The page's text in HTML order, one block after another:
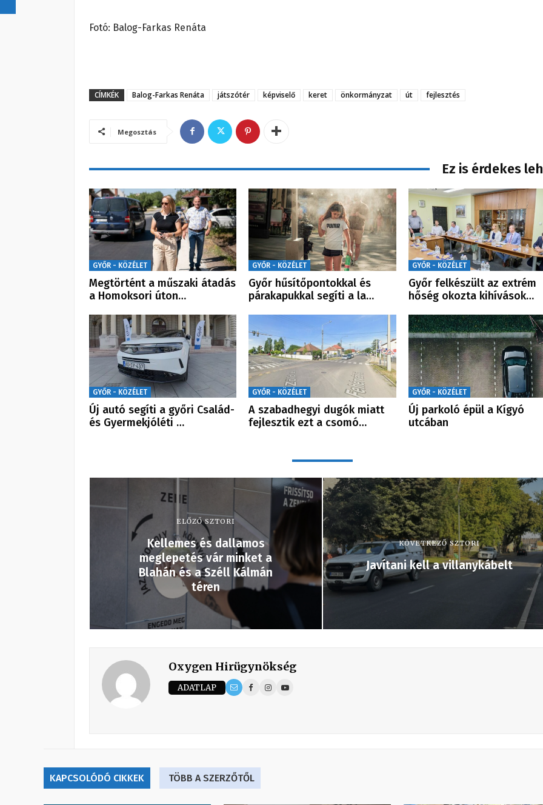
Fotó: Balog-Farkas Renáta
CÍMKÉK Balog-Farkas Renáta játszótér képviselő keret önkormányzat út fejlesztés
Megosztás
Ez is érdekes
GYŐR - KÖZÉLET
Megtörtént a műszaki átadás
a Homoksori úton…
GYŐR - KÖZÉLET
Győr hűsítőpontokkal és
párakapukkal segíti a la…
GYŐR - KÖZÉLET
Győr felkészült az extrém
hőség okozta kihívások…
GYŐR - KÖZÉLET
Új autó segíti a győri Család-
és Gyermekjóléti …
GYŐR - KÖZÉLET
A szabadhegyi dugók miatt
fejlesztik ezt a csomó…
GYŐR - KÖZÉLET
Új parkoló épül a Kígyó
utcában
ELŐZŐ SZTORI
Kellemes és dallamos
meglepetés vár minket a
Blahán és a Széll Kálmán
téren
KÖVETKEZŐ SZTORI
Javítani kell a villanykábelt
Oxygen Hirügynökség
ADATLAP
KAPCSOLÓDÓ CIKKEK TÖBB A SZERZŐTŐL